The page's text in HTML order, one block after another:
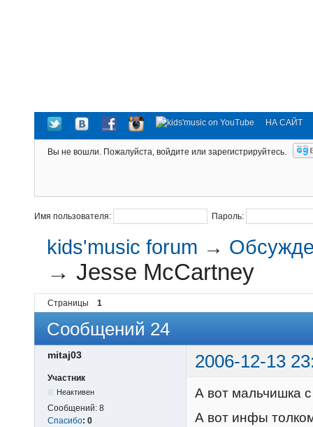
НА САЙТ
Вы не вошли. Пожалуйста, войдите или зарегистрируйтесь.
Имя пользователя: Пароль:
kids'music forum →
→Jesse McCartney
Страницы 1
Сообщений 24
mitaj03 2006-12-13
Участник
Неактивен
Сообщений: 8
Спасибо: 0
А вот мальчишка
А вот инфы